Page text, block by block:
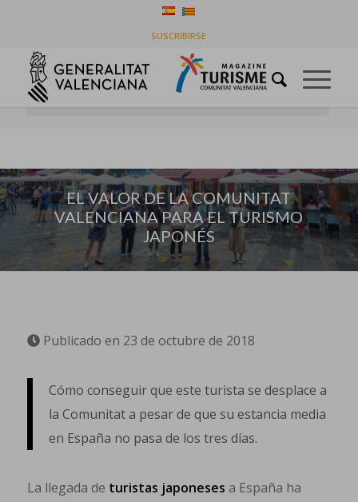
SUSCRIBIRSE
EL TURISMO JAPONÉS
Usted está aquí: Inicio / Empresas /
EL VALOR DE LA COMUNITAT VALENCIANA PARA EL TURISMO
JAPONÉS
EL VALOR DE LA COMUNITAT
VALENCIANA PARA EL TURISMO
JAPONÉS
Publicado en 23 de octubre de 2018
Cómo conseguir que este turista se desplace a
la Comunitat a pesar de que su estancia media
en España no pasa de los tres días.
La llegada de turistas japoneses a España ha